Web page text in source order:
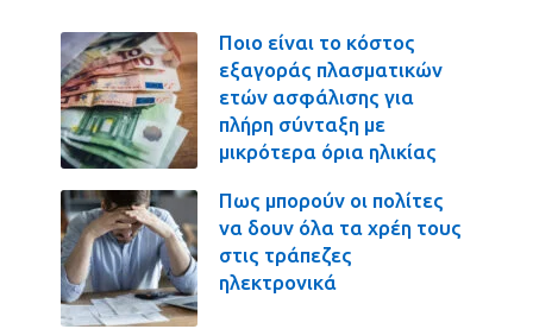
Ποιο είναι το κόστος
εξαγοράς πλασματικών
ετών ασφάλισης για
πλήρη σύνταξη με
μικρότερα όρια ηλικίας
Πως μπορούν οι πολίτες
να δουν όλα τα χρέη τους
στις τράπεζες
ηλεκτρονικά